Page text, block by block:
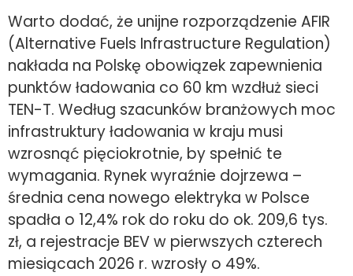
Warto dodać, że unijne rozporządzenie AFIR
(Alternative Fuels Infrastructure Regulation)
nakłada na Polskę obowiązek zapewnienia
punktów ładowania co 60 km wzdłuż sieci
TEN-T. Według szacunków branżowych moc
infrastruktury ładowania w kraju musi
wzrosnąć pięciokrotnie, by spełnić te
wymagania. Rynek wyraźnie dojrzewa –
średnia cena nowego elektryka w Polsce
spadła o 12,4% rok do roku do ok. 209,6 tys.
zł, a rejestracje BEV w pierwszych czterech
miesiącach 2026 r. wzrosły o 49%.